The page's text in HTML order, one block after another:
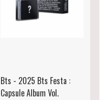
Bts - 2025 Bts Festa :
Capsule Album Vol.